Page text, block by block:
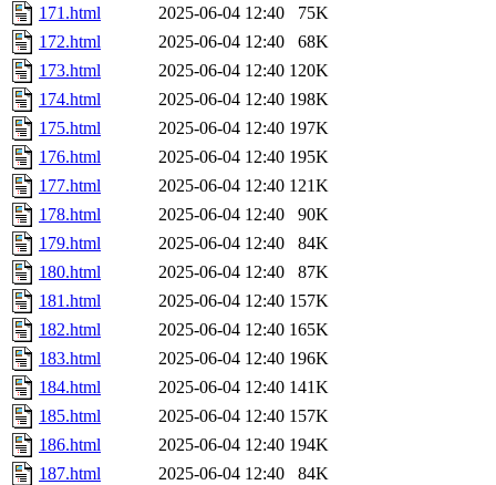
171.html
2025-06-04 12:40
75K
172.html
2025-06-04 12:40
68K
173.html
2025-06-04 12:40 120K
174.html
2025-06-04 12:40 198K
175.html
2025-06-04 12:40 197K
176.html
2025-06-04 12:40 195K
177.html
2025-06-04 12:40 121K
178.html
2025-06-04 12:40
90K
179.html
2025-06-04 12:40
84K
180.html
2025-06-04 12:40
87K
181.html
2025-06-04 12:40 157K
182.html
2025-06-04 12:40 165K
183.html
2025-06-04 12:40 196K
184.html
2025-06-04 12:40 141K
185.html
2025-06-04 12:40 157K
186.html
2025-06-04 12:40 194K
187.html
2025-06-04 12:40
84K